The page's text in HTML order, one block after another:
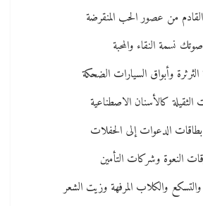
من عصور الحب المنقرضة
صوتك نسمة النقاء والمحبة
وأبواق السيارات الضحكة
الثقيلة كالأسنان الاصطناعية
الدعوات إلى الحفلات
النعوة وشركات التأمين
والتسكع والكلاب المرفهة وزيت الشعر